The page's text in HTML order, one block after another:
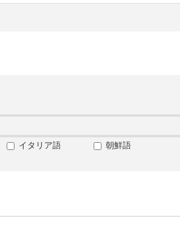
イタリア語
朝鮮語